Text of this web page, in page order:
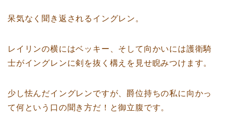
呆気なく聞き返されるイングレン。
レイリンの横にはベッキー、そして向かいには護衛騎
士がイングレンに剣を抜く構えを見せ睨みつけます。
少し怯んだイングレンですが、爵位持ちの私に向かっ
て何という口の聞き方だ！と御立腹です。